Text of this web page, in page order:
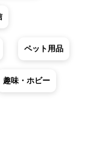
ペット用品
趣味・ホビー